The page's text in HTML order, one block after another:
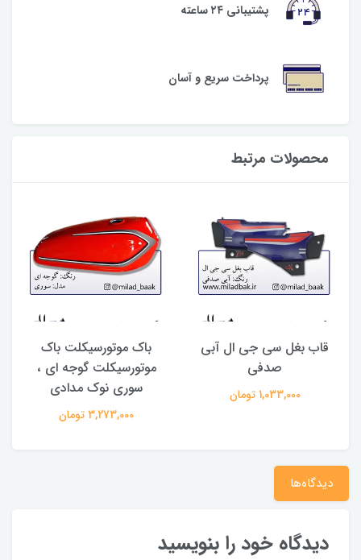
پشتیبانی ۲۴ ساعته
پرداخت سریع و آسان
محصولات مرتبط
قاب بغل سی جی ال آبی
صدفی
1,033,000 تومان
باک موتورسیکلت باک
موتورسیکلت گوجه ای ،
سوری نوک مدادی
3,273,000 تومان
دیدگاه‌ها
دیدگاه خود را بنویسید